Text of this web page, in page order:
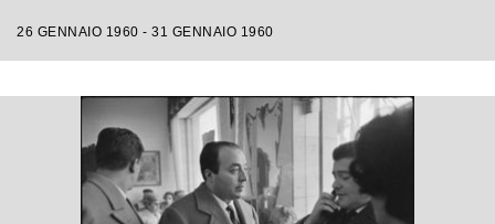
26 GENNAIO 1960 - 31 GENNAIO 1960